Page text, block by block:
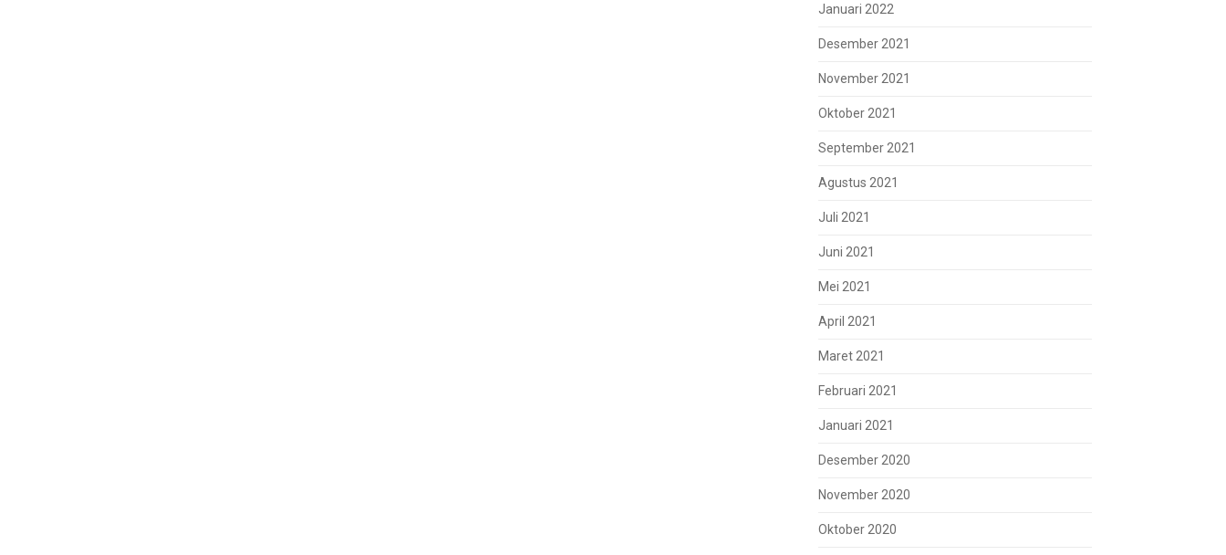
Januari 2022
Desember 2021
November 2021
Oktober 2021
September 2021
Agustus 2021
Juli 2021
Juni 2021
Mei 2021
April 2021
Maret 2021
Februari 2021
Januari 2021
Desember 2020
November 2020
Oktober 2020